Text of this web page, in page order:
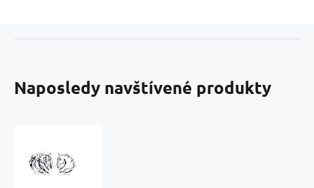
Naposledy navštívené produkty